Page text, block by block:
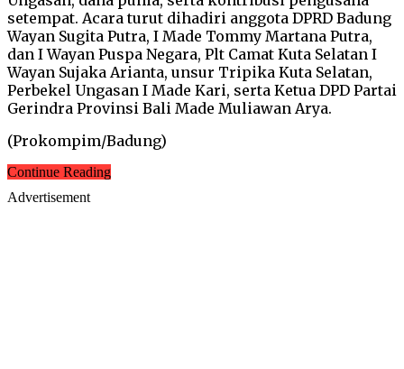
setempat. Acara turut dihadiri anggota DPRD Badung
Wayan Sugita Putra, I Made Tommy Martana Putra,
dan I Wayan Puspa Negara, Plt Camat Kuta Selatan I
Wayan Sujaka Arianta, unsur Tripika Kuta Selatan,
Perbekel Ungasan I Made Kari, serta Ketua DPD Partai
Gerindra Provinsi Bali Made Muliawan Arya.
(Prokompim/Badung)
Continue Reading
Advertisement